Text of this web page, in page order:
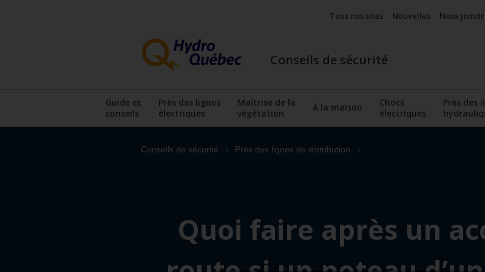
principal
de
pied
de
Tous nos sites Nouvelles Nous
Conseils de sécurité
Guide et
conseils
Près des lignes
électriques
Afficher le sous-menu
Maîtrise de la
végétation
Afficher le sous-menu
À la maison
Chocs
électriques
Afficher le sous-
Près des
Conseils de sécurité Près des lignes de distribution
Quoi faire après un